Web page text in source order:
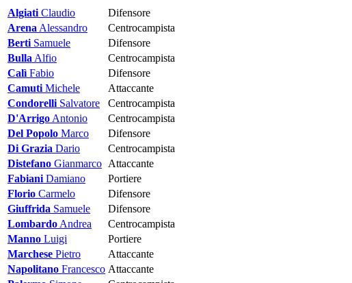
Algiati Claudio
Difensore
Arena Alessandro
Centrocampista
Berti Samuele
Difensore
Bulla Alfio
Centrocampista
Calì Fabio
Difensore
Camuti Michele
Attaccante
Condorelli Salvatore
Centrocampista
D'Arrigo Antonio
Centrocampista
Del Popolo Marco
Difensore
Di Grazia Dario
Centrocampista
Distefano Gianmarco Attaccante
Fabiani Damiano
Portiere
Florio Carmelo
Difensore
Giuffrida Samuele
Difensore
Lombardo Andrea
Centrocampista
Manno Luigi
Portiere
Marchese Pietro
Attaccante
Napolitano Francesco Attaccante